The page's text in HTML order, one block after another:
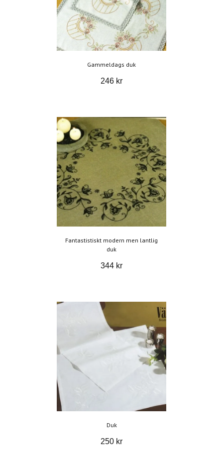
Gammeldags duk
246 kr
Fantastistiskt modern men lantlig
duk
344 kr
Duk
250 kr